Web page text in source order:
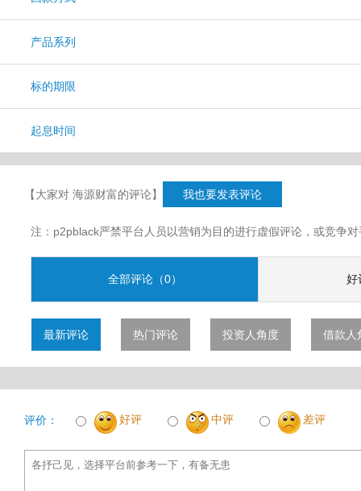
产品系列
标的期限
起息时间
【大家对 海源财富的评论】 我也要发表评论
注：p2pblack严禁平台人员以营销为目的进行虚假评论，或竞争
全部评论（0） 好
最新评论 热门评论 投资人角度 借款人
评价： 好评 中评 差评